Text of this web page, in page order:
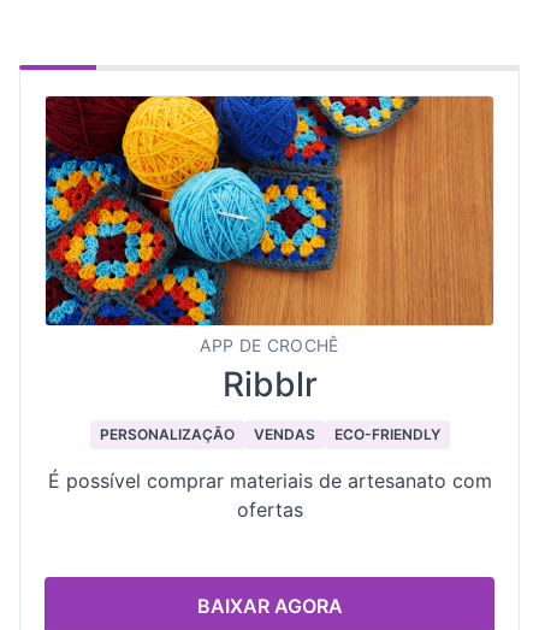
APP DE CROCHÊ
Ribblr
PERSONALIZAÇÃO VENDAS ECO-FRIENDLY
É possível comprar materiais de artesanato com
ofertas
BAIXAR AGORA